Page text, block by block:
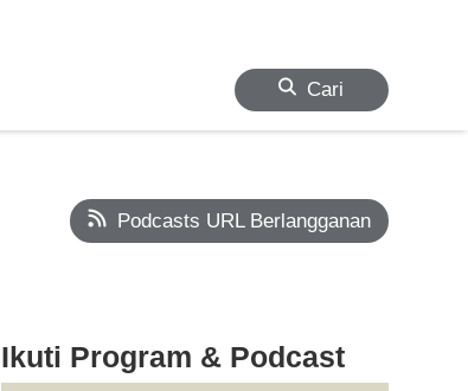
Cari
Podcasts URL Berlangganan
Ikuti Program & Podcast